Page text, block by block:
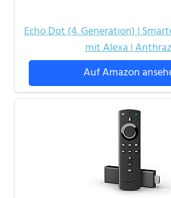
Echo Dot (4. Generation) |
mit Alexa |
Auf Amazon